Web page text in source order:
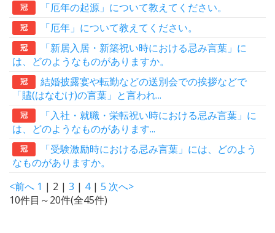
冠 「厄年の起源」について教えてください。
冠 「厄年」について教えてください。
冠
「新居入居・新築祝い時における忌み言葉」に
は、どのようなものがありますか。
冠
結婚披露宴や転勤などの送別会での挨拶などで
「贐(はなむけ)の言葉」と言われ...
冠
「入社・就職・栄転祝い時における忌み言葉」に
は、どのようなものがあります...
冠
「受験激励時における忌み言葉」には、どのよう
なものがありますか。
<前へ 1 | 2 | 3 | 4| 5 次へ>
10件目～20件(全45件)